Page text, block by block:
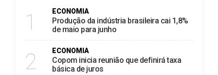
1 ECONOMIA
Produção da indústria brasileira cai 1,8%
de maio para junho
2 ECONOMIA
Copom inicia reunião que definirá taxa
básica de juros